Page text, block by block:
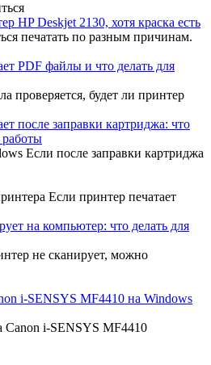
HP Deskjet 2130, хотя краска есть
печатать по разным причинам.
PDF файлы и что делать для
проверяется, будет ли принтер
после заправки картриджа: что
работы
Если после заправки картриджа
Если принтер печатает
на компьютер: что делать для
не сканирует, можно
i-SENSYS MF4410 на Windows
Canon i-SENSYS MF4410